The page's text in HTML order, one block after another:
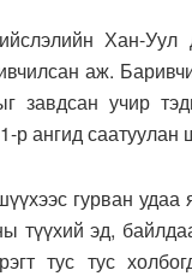
Хан-
аж.
завдсан учир
р ангид
гурван
түүхий эд,
тус тус